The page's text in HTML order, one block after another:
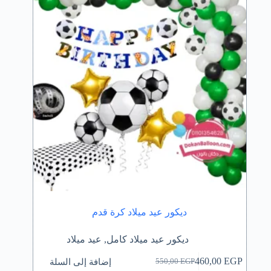
ديكور عيد ميلاد كرة قدم
ديكور عيد ميلاد كامل, عيد ميلاد
550,00EGP
السعر460,00 EGP
السعر
إضافة إلى السلة